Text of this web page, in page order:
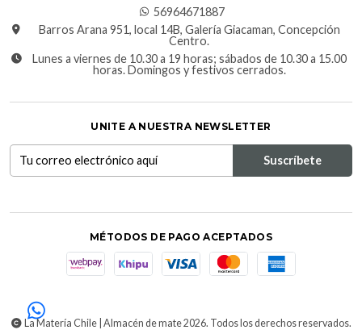
56964671887
Barros Arana 951, local 14B, Galería Giacaman, Concepción
Centro.
Lunes a viernes de 10.30 a 19 horas; sábados de 10.30 a 15.00
horas. Domingos y festivos cerrados.
UNITE A NUESTRA NEWSLETTER
MÉTODOS DE PAGO ACEPTADOS
La Matería Chile | Almacén de mate 2026. Todos los derechos reservados.